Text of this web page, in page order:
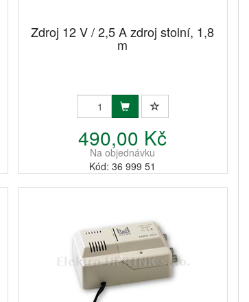
Zdroj 12 V / 2,5 A zdroj stolní, 1,8
m
490,00 Kč
Na objednávku
Kód: 36 999 51